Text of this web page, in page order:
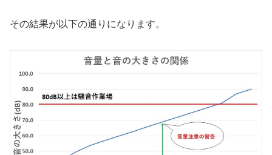
その結果が以下の通りになります。